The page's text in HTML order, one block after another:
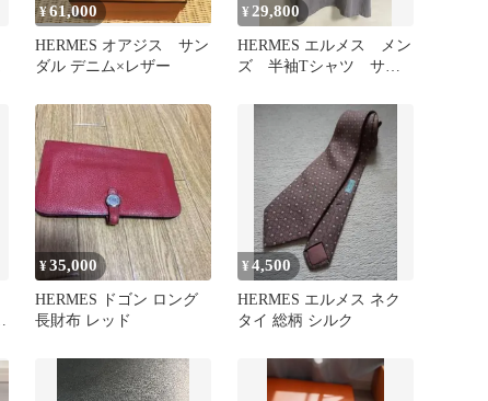
¥61,000
HERMES オアジス サン
ダル デニム×レザー
¥ 29,800
HERMES エルメス メン
ズ 半袖Tシャツ サイ
¥35,000
HERMES ドゴン ロング
長財布 レッド
¥4,500
HERMES エルメス ネク
タイ 総柄 シルク